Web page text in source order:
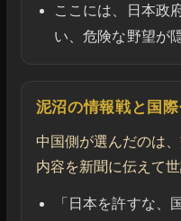
ここには、日本政
い、危険な野望が
泥沼の情報戦と国際
中国側が選んだのは
内容を新聞に伝えて
「日本を許すな、